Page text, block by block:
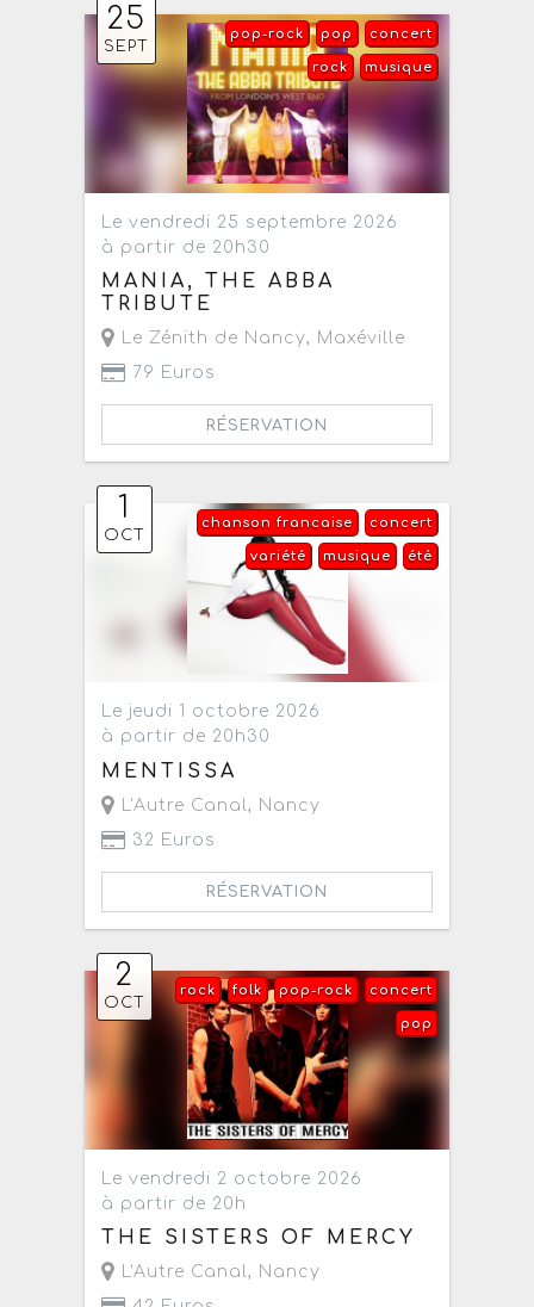
25
SEPT
concert
pop
pop-rock
musique
rock
Le vendredi 25 septembre 2026
à partir de 20h30
MANIA, THE ABBA
TRIBUTE
Le Zénith de Nancy, Maxéville
79 Euros
RÉSERVATION
1
OCT
concert
chanson francaise
été
musique
variété
Le jeudi 1 octobre 2026
à partir de 20h30
MENTISSA
L'Autre Canal , Nancy
32 Euros
RÉSERVATION
2
OCT
concert
pop-rock
folk
rock
pop
Le vendredi 2 octobre 2026
à partir de 20h
THE SISTERS OF MERCY
L'Autre Canal, Nancy